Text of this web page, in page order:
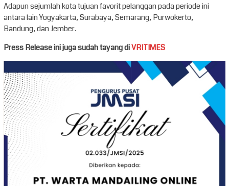
Adapun sejumlah kota tujuan favorit pelanggan pada periode ini
antara lain Yogyakarta, Surabaya, Semarang, Purwokerto,
Bandung, dan Jember.
Press Release ini juga sudah tayang diVRITIMES